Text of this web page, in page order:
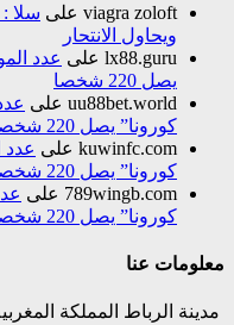
viagra zoloft على سلا
ويحاول الانتحار
lx88.guru على عدد
يصل 220 شخصا
uu88bet.world على
كورونا” يصل 220 شخصا
kuwinfc.com على عدد
كورونا” يصل 220 شخصا
789wingb.com على
كورونا” يصل 220 شخصا
معلومات عنا
مدينة الرباط المملكة